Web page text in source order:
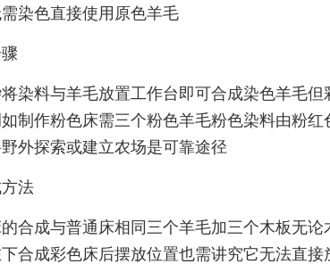
染色直接使用原色羊毛
染料与羊毛放置工作台即可合成染色羊毛
制作粉色床需三个粉色羊毛粉色染料由粉
外探索或建立农场是可靠途径
法
合成与普通床相同三个羊毛加三个木板无
合成彩色床后摆放位置也需讲究它无法直